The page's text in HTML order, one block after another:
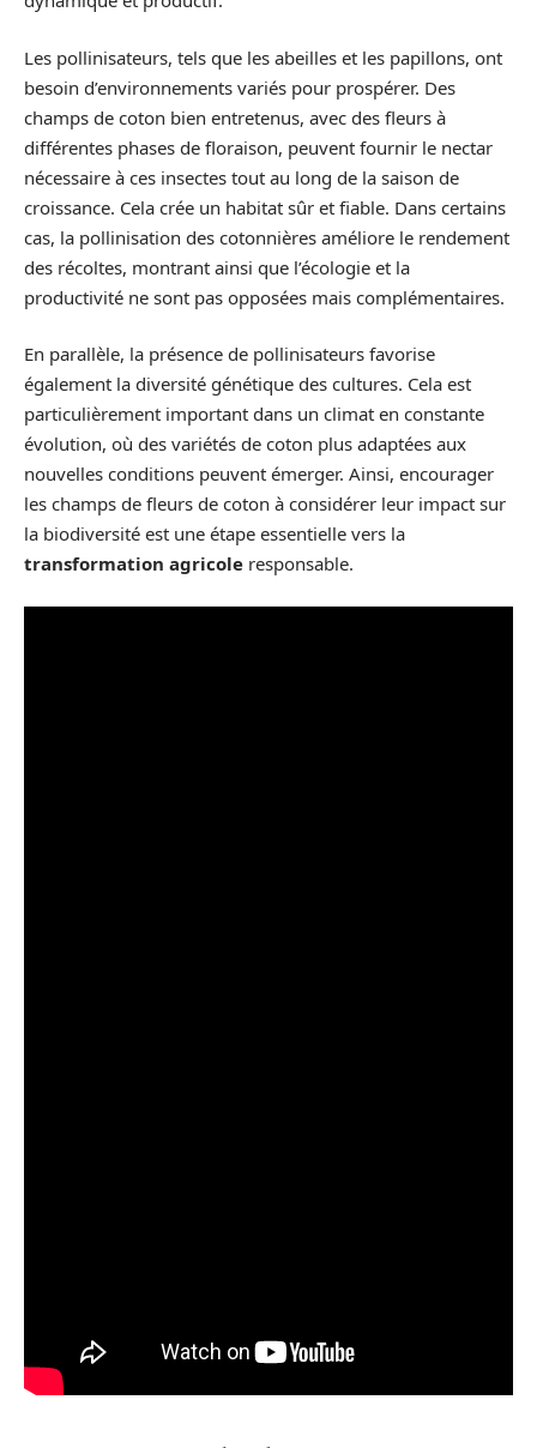
Les pollinisateurs, tels que les abeilles et les papillons, ont
besoin d’environnements variés pour prospérer. Des
champs de coton bien entretenus, avec des fleurs à
différentes phases de floraison, peuvent fournir le nectar
nécessaire à ces insectes tout au long de la saison de
croissance. Cela crée un habitat sûr et fiable. Dans certains
cas, la pollinisation des cotonnières améliore le rendement
des récoltes, montrant ainsi que l’écologie et la
productivité ne sont pas opposées mais complémentaires.
En parallèle, la présence de pollinisateurs favorise
également la diversité génétique des cultures. Cela est
particulièrement important dans un climat en constante
évolution, où des variétés de coton plus adaptées aux
nouvelles conditions peuvent émerger. Ainsi, encourager
les champs de fleurs de coton à considérer leur impact sur
la biodiversité est une étape essentielle vers la
transformation agricole responsable.